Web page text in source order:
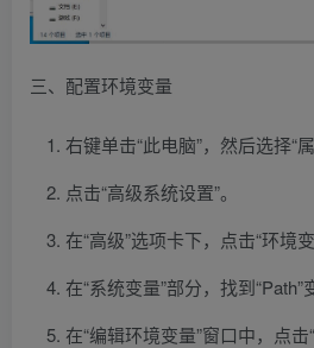
三、配置环境变量
右键单击“此电脑”，然后选择“属
点击“高级系统设置”。
在“高级”选项卡下，点击“环境变
在“系统变量”部分，找到“Path”
在“编辑环境变量”窗口中，点击“